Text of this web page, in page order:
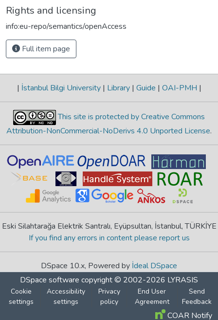
Rights and licensing
info:eu-repo/semantics/openAccess
Full item page
| İstanbul Bilgi University | Library | Guide | OAI-PMH |
This site is protected by Creative Commons
Attribution-NonCommercial-NoDerivs 4.0 Unported License.
Eski Silahtarağa Elektrik Santralı, Eyüpsultan, İstanbul, TÜRKİYE
If you find any errors in content please report us
DSpace 10.x, Powered by İdeal DSpace
DSpace software copyright © 2002-2026 LYRASIS
Cookie
settings
Accessibility
settings
Privacy
policy
End User
Agreement
Send
Feedback
COAR Notify